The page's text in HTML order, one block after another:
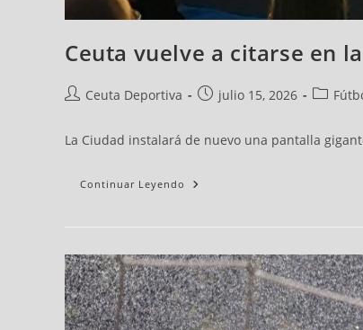
Ceuta vuelve a citarse en
Ceuta Deportiva julio 15, 2026
La Ciudad instalará de nuevo una pantalla
Continuar Leyendo